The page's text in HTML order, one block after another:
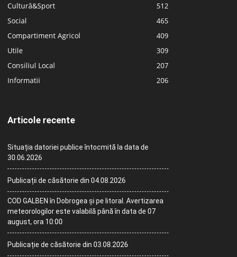
Cultură&Sport
512
Social
465
Compartiment Agricol
409
Utile
309
Consiliul Local
207
Informatii
206
Articole recente
Situația datoriei publice întocmită la data de
30.06.2026
Publicații de căsătorie din 04.08.2026
COD GALBEN în Dobrogea și pe litoral. Avertizarea
meteorologilor este valabilă până în data de 07
august, ora 10:00
Publicație de căsătorie din 03.08.2026